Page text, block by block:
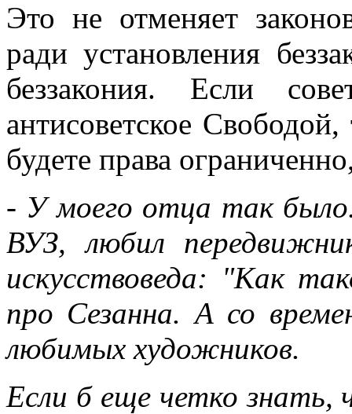
Это не отменяет
ради установления
беззакония. Если
антисоветское
будете права
- У моего отца так
ВУЗ, любил
искусствоведа: "Как
про Сезанна. А со
любимых художников.
Если б еще четко знать,